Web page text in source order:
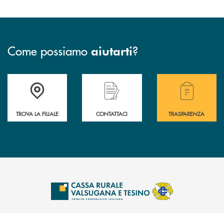
Come possiamo aiutarti?
Accedi all' elenco completo delle filiali .
TROVA LA FILIALE
Hai bisogno di assistenza immediata?
CONTATTACI
Hai bisogno di
TRASPARENZA